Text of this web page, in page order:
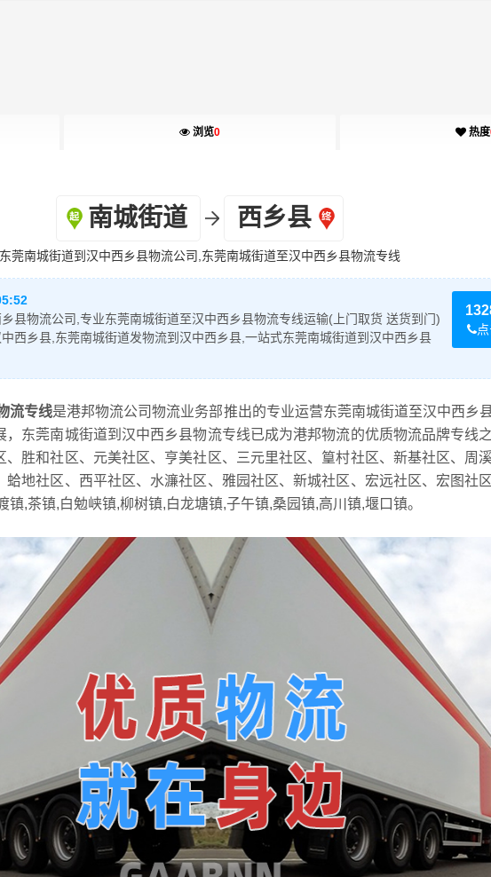
浏览0 热度
南城街道 西乡县
东莞南城街道到汉中西乡县物流公司,东莞南城街道至汉中西乡县物流专线
县物流公司,专业东莞南城街道至汉中西乡县物流专线运输(上门取货 送货到门)
西乡县,东莞南城街道发物流到汉中西乡县,一站式东莞南城街道到汉中西乡县
流专线是港邦物流公司物流业务部推出的专业运营东莞南城街道至汉中西乡
，东莞南城街道到汉中西乡县物流专线已成为港邦物流的优质物流品牌专线
、胜和社区、元美社区、亨美社区、三元里社区、篁村社区、新基社区、周
蛤地社区、西平社区、水濂社区、雅园社区、新城社区、宏远社区、宏图社
镇,茶镇,白勉峡镇,柳树镇,白龙塘镇,子午镇,桑园镇,高川镇,堰口镇。